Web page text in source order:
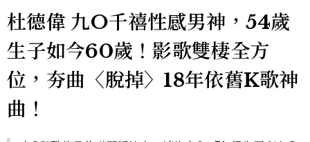
杜德偉 九O千禧性感男神，54歲
生子如今60歲！影歌雙棲全方
位，夯曲〈脫掉〉18年依舊K歌神
曲！